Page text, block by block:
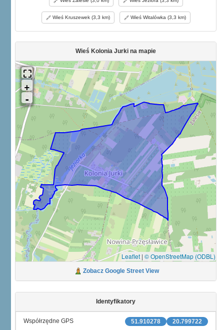
Wieś Kruszewek (3,3 km) Wieś Witalówka (3,3 km)
Wieś Kolonia Jurki na mapie
Leaflet | © OpenStreetMap (ODBL)
Zobacz Google Street View
Identyfikatory
20.799722
51.910278
Współrzędne GPS